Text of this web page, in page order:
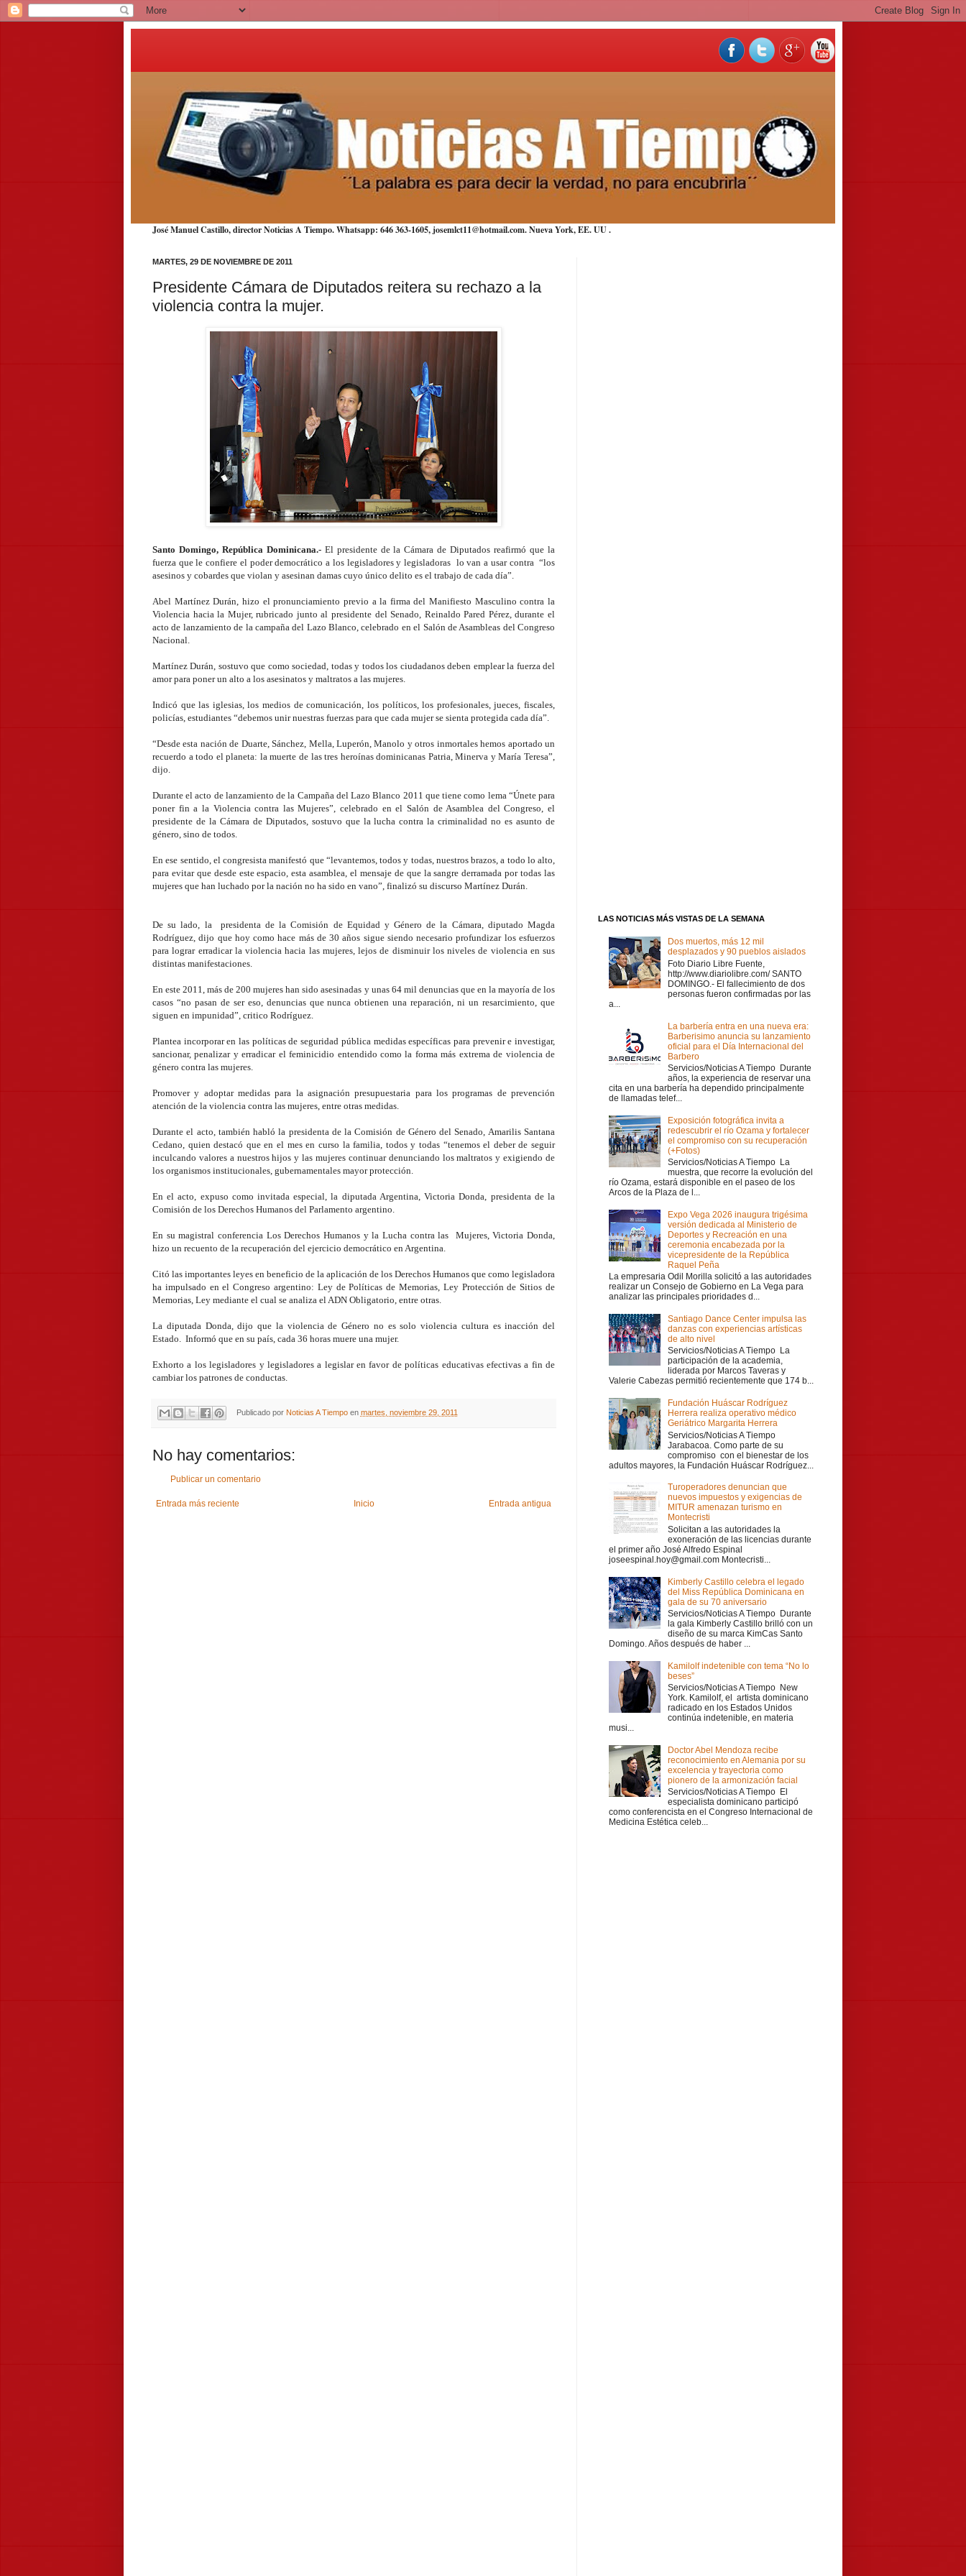
José Manuel Castillo, director Noticias A Tiempo. Whatsapp: 646 363-1605, josemlct11@hotmail.com. Nueva York,EE. UU.
MARTES, 29 DE NOVIEMBRE DE 2011
Presidente Cámara de Diputados reitera su rechazo a la
violencia contra la mujer.
Santo Domingo, República Dominicana.-El presidente de la Cámara de Diputados reafirmó que la
fuerza que le confiere el poder democrático a los legisladores y legisladoras lo van a usar contra “los
asesinos y cobardes que violan y asesinan damas cuyo único delito es el trabajo de cada día”.
Abel Martínez Durán, hizo el pronunciamiento previo a la firma del Manifiesto Masculino contra la
Violencia hacia la Mujer, rubricado junto al presidente del Senado, Reinaldo Pared Pérez, durante el
acto de lanzamiento de la campaña del Lazo Blanco, celebrado en el Salón de Asambleas del Congreso
Nacional.
Martínez Durán, sostuvo que como sociedad, todas y todos los ciudadanos deben emplear la fuerza del
amor para poner un alto a los asesinatos y maltratos a las mujeres.
Indicó que las iglesias, los medios de comunicación, los políticos, los profesionales, jueces, fiscales,
policías, estudiantes “debemos unir nuestras fuerzas para que cada mujer se sienta protegida cada día”.
“Desde esta nación de Duarte, Sánchez, Mella, Luperón, Manolo y otros inmortales hemos aportado un
recuerdo a todo el planeta: la muerte de las tres heroínas dominicanas Patria, Minerva y María Teresa”,
dijo.
Durante el acto de lanzamiento de la Campaña del Lazo Blanco 2011 que tiene como lema “Únete para
poner fin a la Violencia contra las Mujeres”, celebrado en el Salón de Asamblea del Congreso, el
presidente de la Cámara de Diputados, sostuvo que la lucha contra la criminalidad no es asunto de
género, sino de todos.
En ese sentido, el congresista manifestó que “levantemos, todos y todas, nuestros brazos, a todo lo alto,
para evitar que desde este espacio, esta asamblea, el mensaje de que la sangre derramada por todas las
mujeres que han luchado por la nación no ha sido en vano”, finalizó su discurso Martínez Durán.
De su lado, la presidenta de la Comisión de Equidad y Género de la Cámara, diputado Magda
Rodríguez, dijo que hoy como hace más de 30 años sigue siendo necesario profundizar los esfuerzos
para lograr erradicar la violencia hacia las mujeres, lejos de disminuir los niveles de violencia en sus
distintas manifestaciones.
En este 2011, más de 200 mujeres han sido asesinadas y unas 64 mil denuncias que en la mayoría de los
casos “no pasan de ser eso, denuncias que nunca obtienen una reparación, ni un resarcimiento, que
siguen en impunidad”, critico Rodríguez.
Plantea incorporar en las políticas de seguridad pública medidas específicas para prevenir e investigar,
sancionar, penalizar y erradicar el feminicidio entendido como la forma más extrema de violencia de
género contra las mujeres.
Promover y adoptar medidas para la asignación presupuestaria para los programas de prevención
atención de la violencia contra las mujeres, entre otras medidas.
Durante el acto, también habló la presidenta de la Comisión de Género del Senado, Amarilis Santana
Cedano, quien destacó que en el mes en curso la familia, todos y todas “tenemos el deber de seguir
inculcando valores a nuestros hijos y las mujeres continuar denunciando los maltratos y exigiendo de
los organismos institucionales, gubernamentales mayor protección.
En el acto, expuso como invitada especial, la diputada Argentina, Victoria Donda, presidenta de la
Comisión de los Derechos Humanos del Parlamento argentino.
En su magistral conferencia Los Derechos Humanos y la Lucha contra las Mujeres, Victoria Donda,
hizo un recuento de la recuperación del ejercicio democrático en Argentina.
Citó las importantes leyes en beneficio de la aplicación de los Derechos Humanos que como legisladora
ha impulsado en el Congreso argentino: Ley de Políticas de Memorias, Ley Protección de Sitios de
Memorias, Ley mediante el cual se analiza el ADN Obligatorio, entre otras.
La diputada Donda, dijo que la violencia de Género no es solo violencia cultura es inacción del
Estado. Informó que en su país, cada 36 horas muere una mujer.
Exhorto a los legisladores y legisladores a legislar en favor de políticas educativas efectivas a fin de
cambiar los patrones de conductas.
Publicado por Noticias A Tiempo en martes, noviembre 29, 2011
No hay comentarios:
Publicar un comentario
Entrada más reciente Entrada antigua
Inicio
LAS NOTICIAS MÁS VISTAS DE LA SEMANA
Dos muertos, más 12 mil
desplazados y 90 pueblos aislados
Foto Diario Libre Fuente,
http://www.diariolibre.com/ SANTO
DOMINGO.- El fallecimiento de dos
personas fueron confirmadas por las
a...
La barbería entra en una nueva era:
Barberisimo anuncia su lanzamiento
oficial para el Día Internacional del
Barbero
Servicios/Noticias A Tiempo Durante
años, la experiencia de reservar una
cita en una barbería ha dependido principalmente
de llamadas telef...
Exposición fotográfica invita a
redescubrir el río Ozama y fortalecer
el compromiso con su recuperación
(+Fotos)
Servicios/Noticias A Tiempo La
muestra, que recorre la evolución del
río Ozama, estará disponible en el paseo de los
Arcos de la Plaza de l...
Expo Vega 2026 inaugura trigésima
versión dedicada al Ministerio de
Deportes y Recreación en una
ceremonia encabezada por la
vicepresidente de la República
Raquel Peña
La empresaria Odil Morilla solicitó a las autoridades
realizar un Consejo de Gobierno en La Vega para
analizar las principales prioridades d...
Santiago Dance Center impulsa las
danzas con experiencias artísticas
de alto nivel
Servicios/Noticias A Tiempo La
participación de la academia,
liderada por Marcos Taveras y
Valerie Cabezas permitió recientemente que 174 b...
Fundación Huáscar Rodríguez
Herrera realiza operativo médico
Geriátrico Margarita Herrera
Servicios/Noticias A Tiempo
Jarabacoa. Como parte de su
compromiso con el bienestar de los
adultos mayores, la Fundación Huáscar Rodríguez...
Turoperadores denuncian que
nuevos impuestos y exigencias de
MITUR amenazan turismo en
Montecristi
Solicitan a las autoridades la
exoneración de las licencias durante
el primer año José Alfredo Espinal
joseespinal.hoy@gmail.com Montecristi...
Kimberly Castillo celebra el legado
del Miss República Dominicana en
gala de su 70 aniversario
Servicios/Noticias A Tiempo Durante
la gala Kimberly Castillo brilló con un
diseño de su marca KimCas Santo
Domingo. Años después de haber ...
Kamilolf indetenible con tema “No lo
beses”
Servicios/Noticias A Tiempo New
York. Kamilolf, el artista dominicano
radicado en los Estados Unidos
continúa indetenible, en materia
musi...
Doctor Abel Mendoza recibe
reconocimiento en Alemania por su
excelencia y trayectoria como
pionero de la armonización facial
Servicios/Noticias A Tiempo El
especialista dominicano participó
como conferencista en el Congreso Internacional de
Medicina Estética celeb...